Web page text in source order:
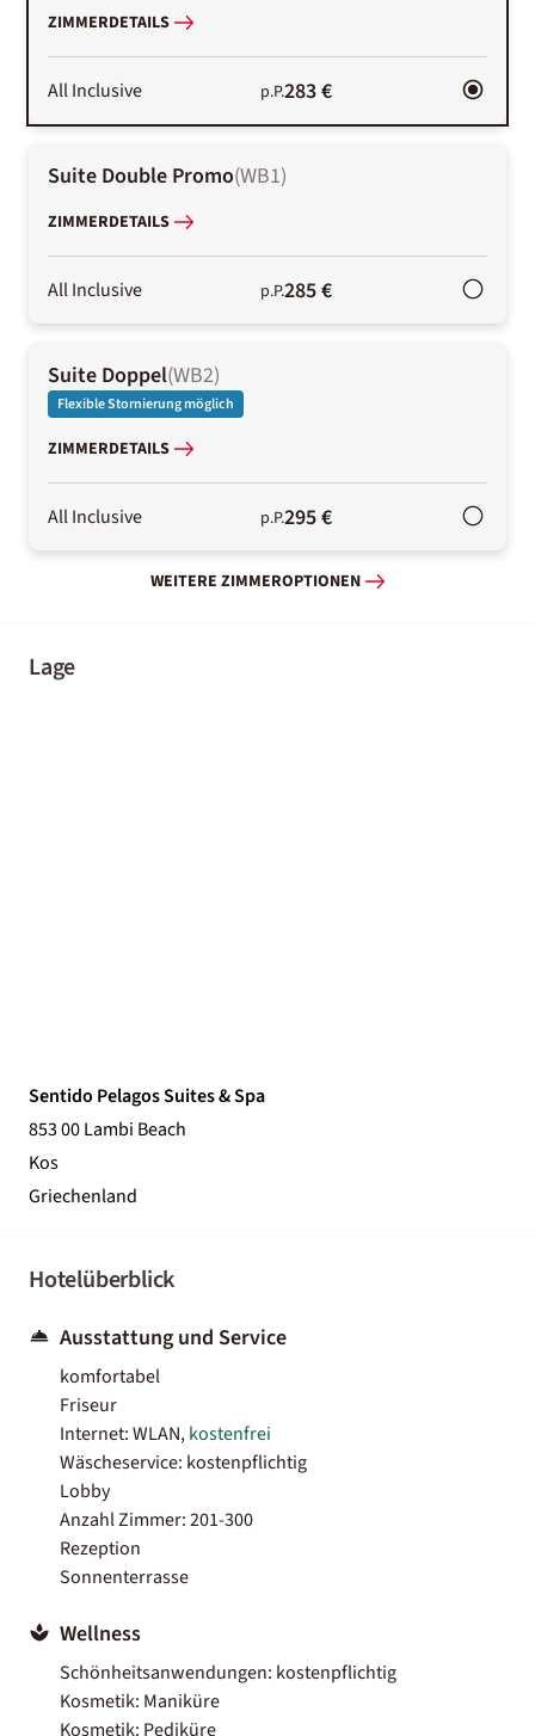
ZIMMERDETAILS
All Inclusive p.P.283 €
Suite Double Promo(WB1)
ZIMMERDETAILS
All Inclusive p.P.285 €
Suite Doppel(WB2)
Flexible Stornierung möglich
ZIMMERDETAILS
All Inclusive p.P.295 €
WEITERE ZIMMEROPTIONEN
Lage
Sentido Pelagos Suites & Spa
853 00 Lambi Beach
Kos
Griechenland
Hotelüberblick
Ausstattung und Service
komfortabel
Friseur
Internet: WLAN,kostenfrei
Wäscheservice: kostenpflichtig
Lobby
Anzahl Zimmer: 201-300
Rezeption
Sonnenterrasse
Wellness
Schönheitsanwendungen: kostenpflichtig
Kosmetik: Maniküre
Kosmetik: Pediküre